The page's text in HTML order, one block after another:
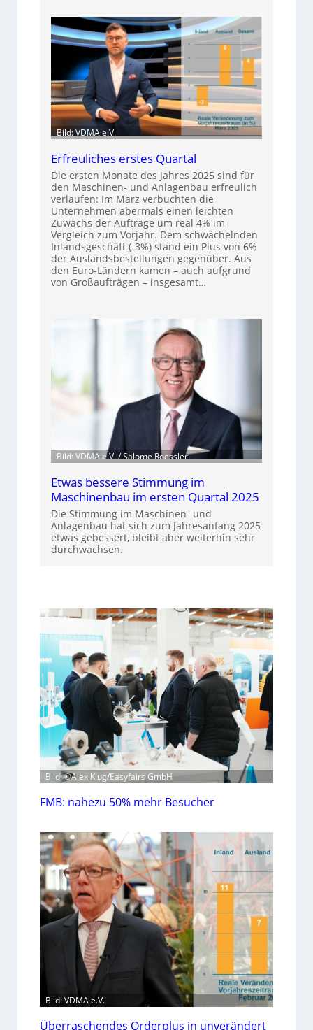
Bild: VDMA e.V.
Erfreuliches erstes Quartal
Die ersten Monate des Jahres 2025 sind für
den Maschinen- und Anlagenbau erfreulich
verlaufen: Im März verbuchten die
Unternehmen abermals einen leichten
Zuwachs der Aufträge um real 4% im
Vergleich zum Vorjahr. Dem schwächelnden
Inlandsgeschäft (-3%) stand ein Plus von 6%
der Auslandsbestellungen gegenüber. Aus
den Euro-Ländern kamen – auch aufgrund
von Großaufträgen – insgesamt…
Bild: VDMA e.V. / Salome Roessler
Etwas bessere Stimmung im
Maschinenbau im ersten Quartal 2025
Die Stimmung im Maschinen- und
Anlagenbau hat sich zum Jahresanfang 2025
etwas gebessert, bleibt aber weiterhin sehr
durchwachsen.
Bild: ©Alex Klug/Easyfairs GmbH
FMB: nahezu 50% mehr Besucher
Bild: VDMA e.V.
Überraschendes Orderplus in unverändert